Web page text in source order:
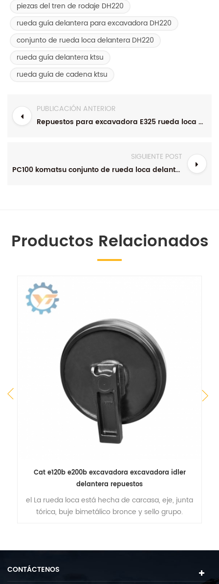
piezas del tren de rodaje DH220
rueda guía delantera para excavadora DH220
conjunto de rueda loca delantera DH220
rueda guía delantera ktsu
rueda guía de cadena ktsu
PUBLICACIÓN ANTERIOR
Repuestos para excavadora E325 rueda loca delantera 6Y1057
SIGUIENTE POST
PC100 komatsu conjunto de rueda loca delantera 203-30-00140 componentes de excavadora
Productos Relacionados
Cat e120b e200b excavadora excavadora idler
delantera repuestos
el La rueda loca está hecha de carcasa, eje, junta
tórica, buje bimetálico bronce y sello grupo.
CONTÁCTENOS